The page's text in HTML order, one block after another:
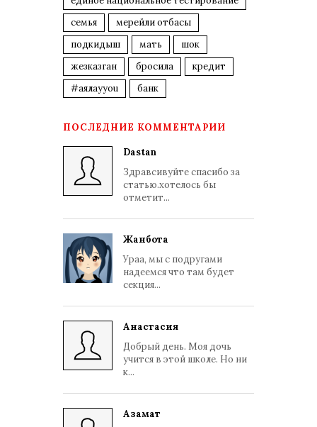
семья
мерейли отбасы
подкидыш
мать
шок
жезказган
бросила
кредит
#аялауyou
банк
ПОСЛЕДНИЕ КОММЕНТАРИИ
Dastan
Здравсивуйте спасибо за
статью.хотелось бы
отметит...
Жанбота
Ураа, мы с подругами
надеемся что там будет
секция...
Анастасия
Добрый день. Моя дочь
учится в этой школе. Но ни
к...
Азамат